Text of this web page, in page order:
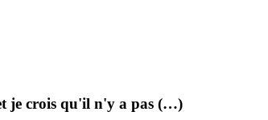
je crois qu'il n'y a pas (…)